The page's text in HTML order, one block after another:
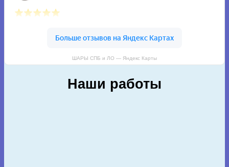
ШАРЫ СПБ и ЛО — Яндекс Карты
Наши работы